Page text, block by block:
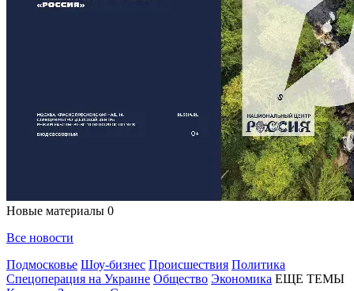
Новые материалы 0
Все новости
Подмосковье Шоу-бизнес Происшествия Политика
Спецоперация на Украине Общество Экономика ЕЩЕ ТЕМЫ